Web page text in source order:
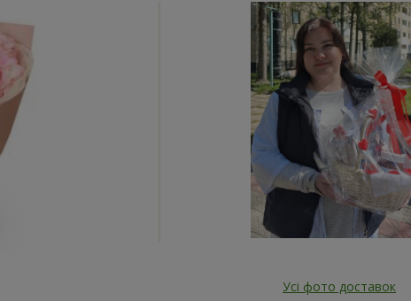
Усі фото доставок